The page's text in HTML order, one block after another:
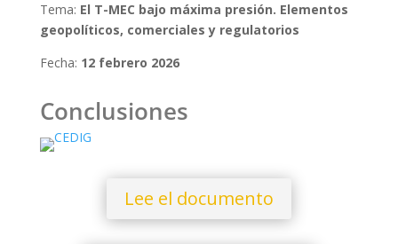
Tema: El T-MEC bajo máxima presión. Elementos
geopolíticos, comerciales y regulatorios
Fecha: 12 febrero 2026
Conclusiones
Lee el documento